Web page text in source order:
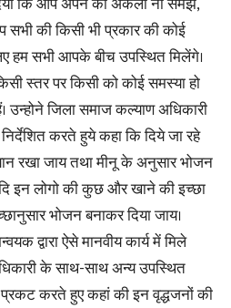
की किसी भी प्रकार की कोई
हम सभी आपके बीच उपस्थित मिलेंगे।
स्तर पर किसी को कोई समस्या हो
जिला समाज कल्याण अधिकारी
करते हुये कहा कि दिये जा रहे
रखा जाय तथा मीनू के अनुसार भोजन
इन लोगो की कुछ और खाने की इच्छा
भोजन बनाकर दिया जाय।
द्वारा ऐसे मानवीय कार्य में मिले
के साथ-साथ अन्य उपस्थित
करते हुए कहां की इन वृद्धजनों की